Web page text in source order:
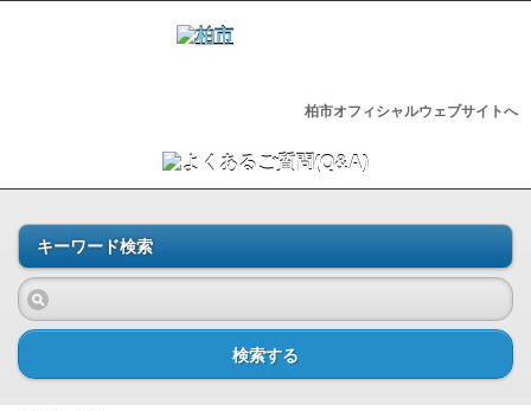
柏市オフィシャルウェブサイトへ
キーワード検索
検索する